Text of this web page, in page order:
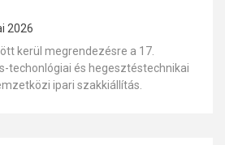
2026
kerül megrendezésre a 17.
techonlógiai és hegesztéstechnikai
ipari szakkiállítás.